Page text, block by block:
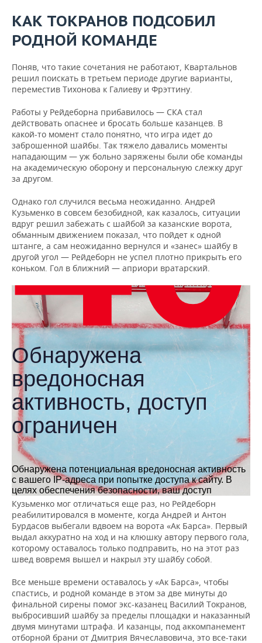
КАК ТОКРАНОВ ПОДСОБИЛ
РОДНОЙ КОМАНДЕ
Поняв, что такие сочетания не работают, Квартальнов
решил поискать в третьем периоде другие варианты,
переместив Тихонова к Галиеву и Фрэттину.
Работы у Рейдеборна прибавилось — СКА стал
действовать опаснее и бросать больше казанцев. В
какой-то момент стало понятно, что игра идет до
заброшенной шайбы. Так тяжело давались моменты
нападающим — уж больно заряжены были обе команды
на академическую оборону и персональную слежку друг
за другом.
Однако гол случился весьма неожиданно. Андрей
Кузьменко в совсем безобидной, как казалось, ситуации
вдруг решил забежать с шайбой за казанские ворота,
обманным движением показал, что пойдет к одной
штанге, а сам неожиданно вернулся и «занес» шайбу в
другой угол — Рейдеборн не успел плотно прикрыть его
коньком. Гол в ближний — априори вратарский.
Кузьменко мог отличаться еще раз, но Рейдеборн
реабилитировался в моменте, когда Андрей и Антон
Бурдасов выбегали вдвоем на ворота «Ак Барса». Первый
выдал аккуратно на ход и на клюшку автору первого гола,
которому оставалось только подправить, но на этот раз
швед вовремя вышел и накрыл эту шайбу собой.
Все меньше времени оставалось у «Ак Барса», чтобы
спастись, и родной команде в этом за две минуты до
финальной сирены помог экс-казанец Василий Токранов,
выбросивший шайбу за пределы площадки и наказанный
двумя минутами штрафа. И казанцы, под аккомпанемент
отборной брани от Дмитрия Вячеславовича, это все-таки